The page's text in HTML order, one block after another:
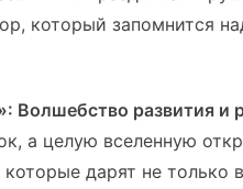
который запомнится
Волшебство развития и
а целую вселенную
дарят не только